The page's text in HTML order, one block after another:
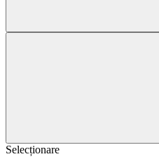
Selecționare